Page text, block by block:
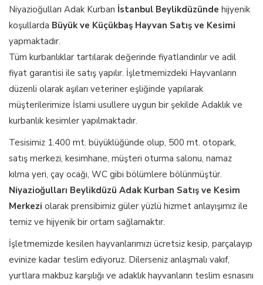
Niyazioğulları Adak Kurban İstanbul Beylikdüzünde hijyenik
koşullarda Büyük ve Küçükbaş Hayvan Satış ve Kesimi
yapmaktadır.
Tüm kurbanlıklar tartılarak değerinde fiyatlandırılır ve adil
fiyat garantisi ile satış yapılır. İşletmemizdeki Hayvanların
düzenli olarak aşıları veteriner eşliğinde yapılarak
müşterilerimize İslami usullere uygun bir şekilde Adaklık ve
kurbanlık kesimler yapılmaktadır.
Tesisimiz 1.400 mt. büyüklüğünde olup, 500 mt. otopark,
satış merkezi, kesimhane, müşteri oturma salonu, namaz
kılma yeri, çay ocağı, WC gibi bölümlere bölünmüştür.
Niyazioğulları Beylikdüzü Adak Kurban Satış ve Kesim
Merkezi olarak prensibimiz güler yüzlü hizmet anlayışımız ile
temiz ve hijyenik bir ortam sağlamaktır.
İşletmemizde kesilen hayvanlarımızı ücretsiz kesip, parçalayıp
evinize kadar teslim ediyoruz. Dilerseniz anlaşmalı vakıf,
yurtlara makbuz karşılığı ve adaklık hayvanların teslim esnasını